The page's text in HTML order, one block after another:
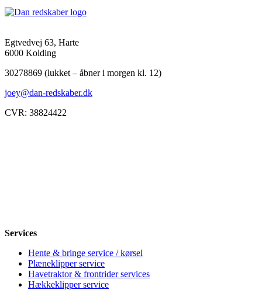
Egtvedvej 63, Harte
6000 Kolding
30278869 (lukket – åbner i morgen kl. 12)
joey@dan-redskaber.dk
CVR: 38824422
Services
Hente & bringe service / kørsel
Plæneklipper service
Havetraktor & frontrider services
Hækkeklipper service